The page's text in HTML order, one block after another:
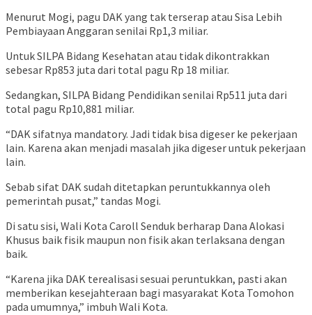
Menurut Mogi, pagu DAK yang tak terserap atau Sisa Lebih
Pembiayaan Anggaran senilai Rp1,3 miliar.
Untuk SILPA Bidang Kesehatan atau tidak dikontrakkan
sebesar Rp853 juta dari total pagu Rp 18 miliar.
Sedangkan, SILPA Bidang Pendidikan senilai Rp511 juta dari
total pagu Rp10,881 miliar.
“DAK sifatnya mandatory. Jadi tidak bisa digeser ke pekerjaan
lain. Karena akan menjadi masalah jika digeser untuk pekerjaan
lain.
Sebab sifat DAK sudah ditetapkan peruntukkannya oleh
pemerintah pusat,” tandas Mogi.
Di satu sisi, Wali Kota Caroll Senduk berharap Dana Alokasi
Khusus baik fisik maupun non fisik akan terlaksana dengan
baik.
“Karena jika DAK terealisasi sesuai peruntukkan, pasti akan
memberikan kesejahteraan bagi masyarakat Kota Tomohon
pada umumnya,” imbuh Wali Kota.